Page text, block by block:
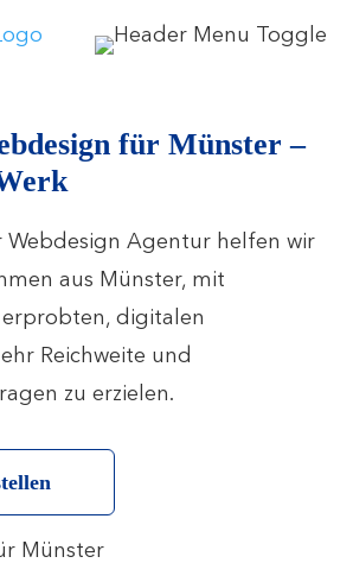
für Münster –
Webdesign Agentur helfen wir
aus Münster, mit
digitalen
Reichweite und
zu erzielen.